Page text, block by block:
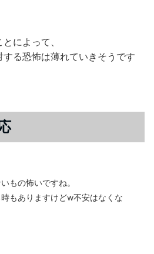
によって、
る恐怖は薄れていきそうです
もの怖いですね。
もありますけどw不安はなくな